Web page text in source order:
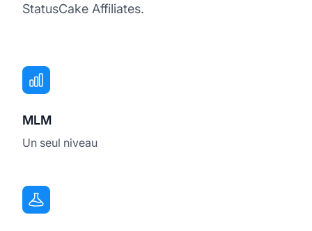
StatusCake Affiliates.
MLM
Un seul niveau